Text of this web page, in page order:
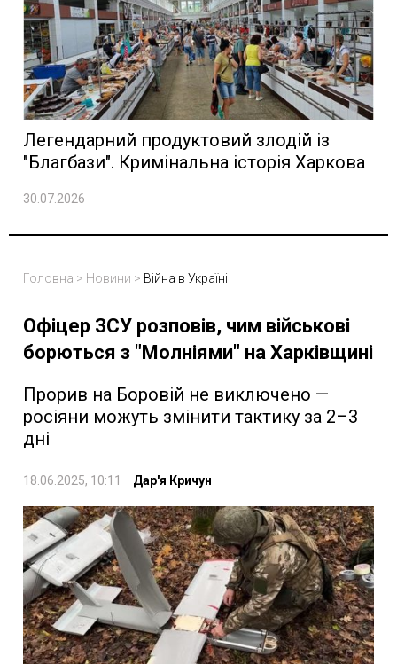
Легендарний продуктовий злодій із
"Благбази". Кримінальна історія Харкова
30.07.2026
Головна > Новини > Війна в Україні
Офіцер ЗСУ розповів, чим військові
борються з "Молніями" на Харківщині
Прорив на Боровій не виключено —
росіяни можуть змінити тактику за 2–3
дні
18.06.2025, 10:11 Дар'я Кричун